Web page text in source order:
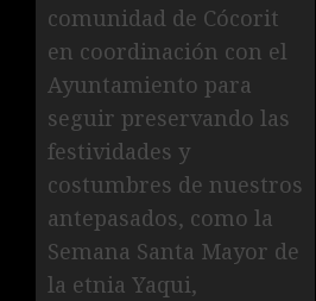
comunidad de Cócorit
en coordinación con el
Ayuntamiento para
seguir preservando las
festividades y
costumbres de nuestros
antepasados, como la
Semana Santa Mayor de
la etnia Yaqui,